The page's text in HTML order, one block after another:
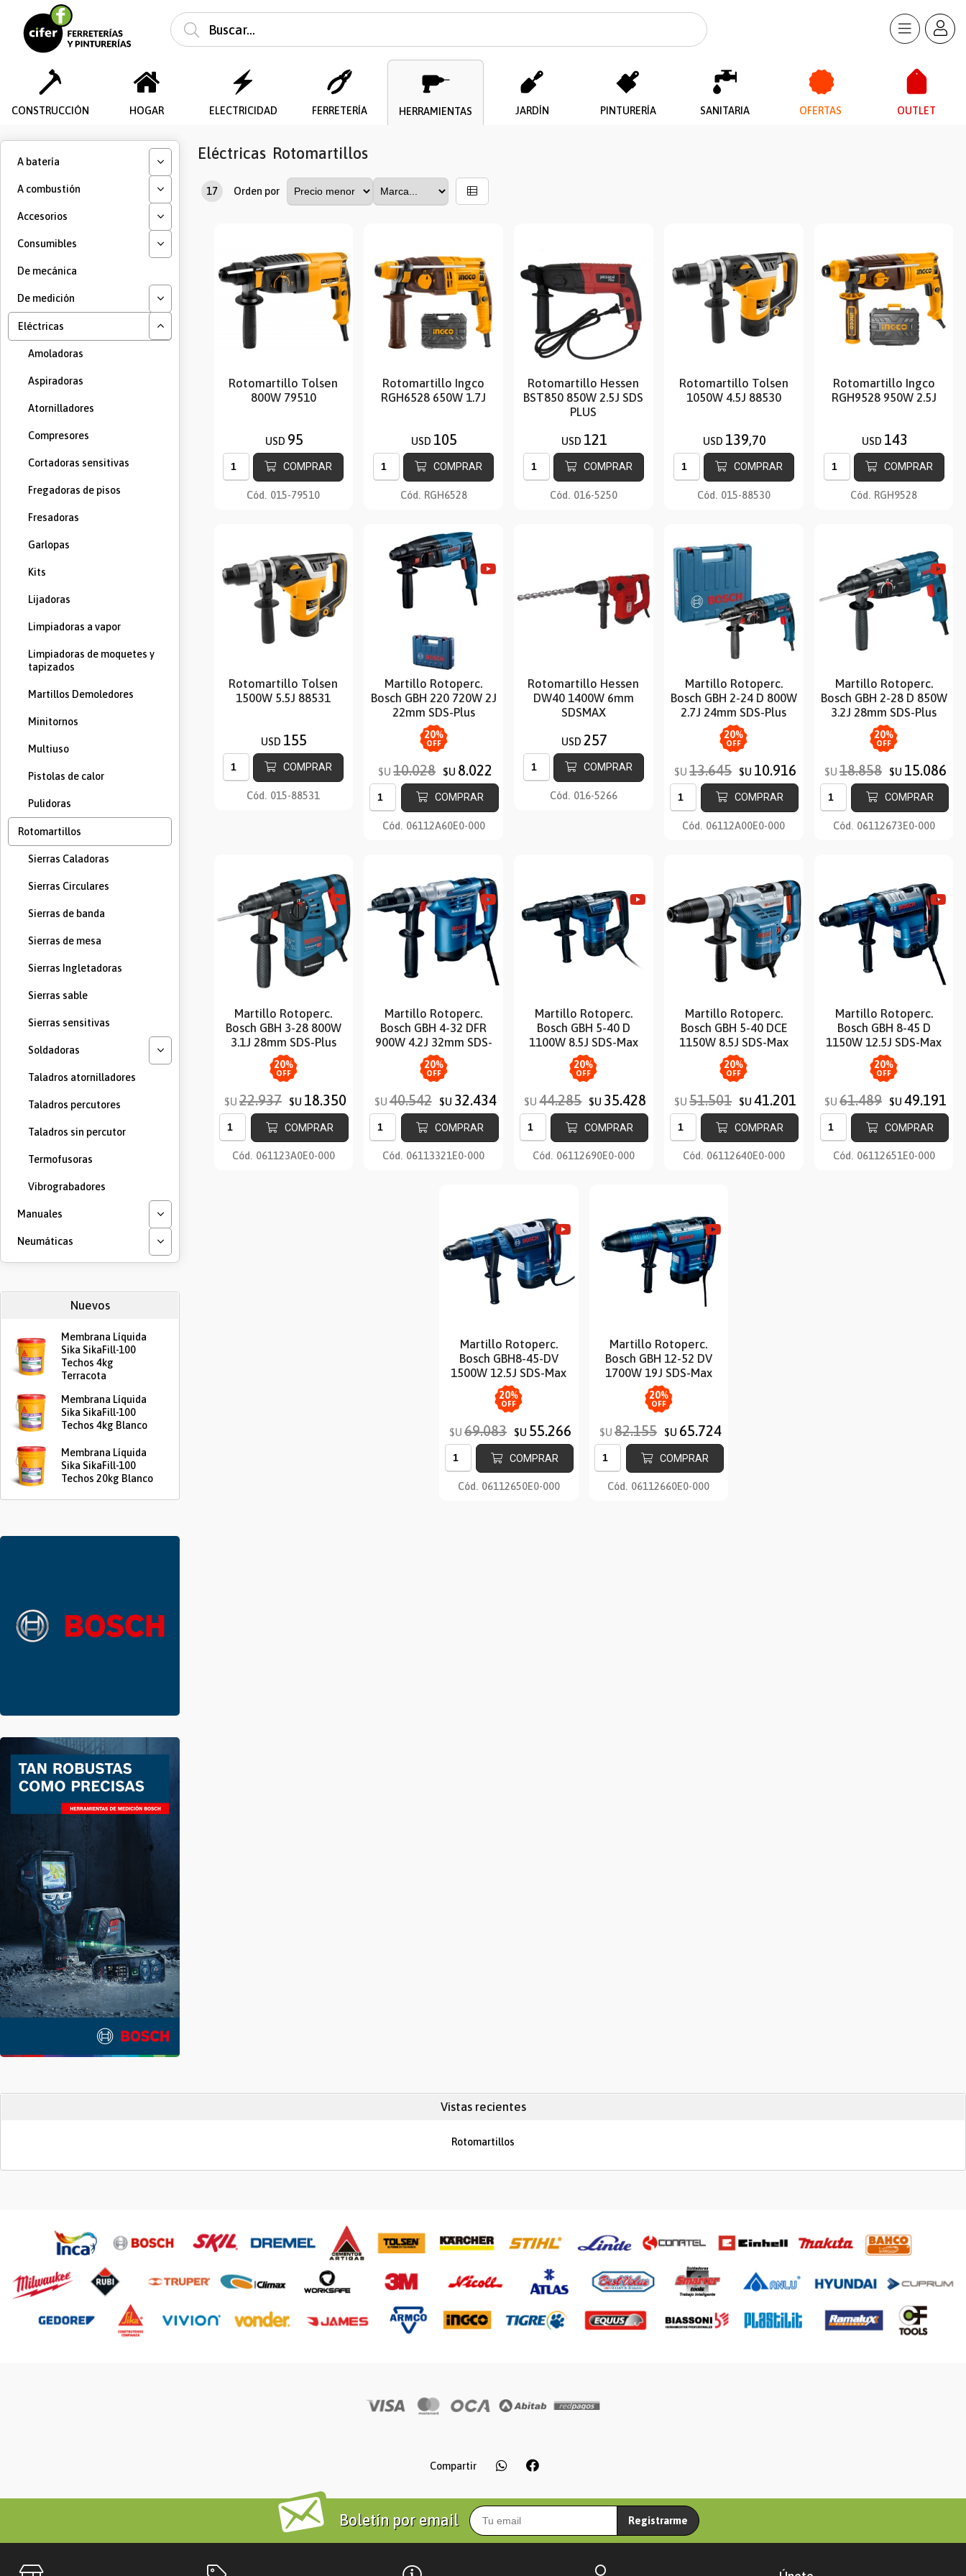
CONSTRUCCIÓN HOGAR ELECTRICIDAD FERRETERÍA HERRAMIENTAS JARDÍN PINTURERÍA SANITARIA OFERTAS OUTLET
Eléctricas Rotomartillos
17 Orden por
Rotomartillo Tolsen
800W 79510
USD 95
COMPRAR
Cód. 015-79510
Rotomartillo Ingco
RGH6528 650W 1.7J
USD 105
COMPRAR
Cód. RGH6528
Rotomartillo Hessen
BST850 850W 2.5J SDS
PLUS
USD 121
COMPRAR
Cód. 016-5250
Rotomartillo Tolsen
1050W 4.5J 88530
USD 139,70
COMPRAR
Cód. 015-88530
Rotomartillo Ingco
RGH9528 950W 2.5J
USD 143
COMPRAR
Cód. RGH9528
Rotomartillo Tolsen
1500W 5.5J 88531
USD 155
COMPRAR
Cód. 015-88531
Martillo Rotoperc.
Bosch GBH 220 720W 2J
22mm SDS-Plus
20%
OFF
$U 10.028 $U 8.022
COMPRAR
Cód. 06112A60E0-000
Rotomartillo Hessen
DW40 1400W 6mm
SDSMAX
USD 257
COMPRAR
Cód. 016-5266
Martillo Rotoperc.
Bosch GBH 2-24 D 800W
2.7J 24mm SDS-Plus
20%
OFF
$U 13.645 $U 10.916
COMPRAR
Cód. 06112A00E0-000
Martillo Rotoperc.
Bosch GBH 2-28 D 850W
3.2J 28mm SDS-Plus
20%
OFF
$U 18.858 $U 15.086
COMPRAR
Cód. 06112673E0-000
Martillo Rotoperc.
Bosch GBH 3-28 800W
3.1J 28mm SDS-Plus
20%
OFF
$U 22.937 $U 18.350
COMPRAR
Cód. 061123A0E0-000
Martillo Rotoperc.
Bosch GBH 4-32 DFR
900W 4.2J 32mm SDS-
Plus
20%
OFF
$U 40.542 $U 32.434
COMPRAR
Cód. 06113321E0-000
Martillo Rotoperc.
Bosch GBH 5-40 D
1100W 8.5J SDS-Max
20%
OFF
$U 44.285 $U 35.428
COMPRAR
Cód. 06112690E0-000
Martillo Rotoperc.
Bosch GBH 5-40 DCE
1150W 8.5J SDS-Max
20%
OFF
$U 51.501 $U 41.201
COMPRAR
Cód. 06112640E0-000
Martillo Rotoperc.
Bosch GBH 8-45 D
1150W 12.5J SDS-Max
20%
OFF
$U 61.489 $U 49.191
COMPRAR
Cód. 06112651E0-000
Martillo Rotoperc.
Bosch GBH8-45-DV
1500W 12.5J SDS-Max
20%
OFF
$U 69.083 $U 55.266
COMPRAR
Cód. 06112650E0-000
Martillo Rotoperc.
Bosch GBH 12-52 DV
1700W 19J SDS-Max
20%
OFF
$U 82.155 $U 65.724
COMPRAR
Cód. 06112660E0-000
A batería
A combustión
Accesorios
Consumibles
De mecánica
De medición
Eléctricas
Amoladoras
Aspiradoras
Atornilladores
Compresores
Cortadoras sensitivas
Fregadoras de pisos
Fresadoras
Garlopas
Kits
Lijadoras
Limpiadoras a vapor
Limpiadoras de moquetes y
tapizados
Martillos Demoledores
Minitornos
Multiuso
Pistolas de calor
Pulidoras
Rotomartillos
Sierras Caladoras
Sierras Circulares
Sierras de banda
Sierras de mesa
Sierras Ingletadoras
Sierras sable
Sierras sensitivas
Soldadoras
Taladros atornilladores
Taladros percutores
Taladros sin percutor
Termofusoras
Vibrograbadores
Manuales
Neumáticas
Nuevos
Membrana Líquida
Sika SikaFill-100
Techos 4kg
Terracota
Membrana Líquida
Sika SikaFill-100
Techos 4kg Blanco
Membrana Líquida
Sika SikaFill-100
Techos 20kg Blanco
Vistas recientes
Rotomartillos
Compartir
Boletín por email Registrarme